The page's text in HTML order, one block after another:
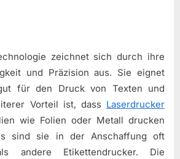
zeichnet sich durch ihre
und Präzision aus. Sie eignet
für den Druck von Texten und
Vorteil ist, dass Laserdrucker
wie Folien oder Metall drucken
sind sie in der Anschaffung oft
andere Etikettendrucker. Die